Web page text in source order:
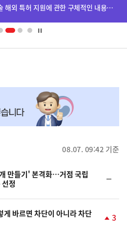
(설명자료) 국가R&D 성과 기술 해외 특허 지원에 관한 구체적인 내용은 확정되지 않았습니다.
08.07. 09:42 기준
만들기' 본격화…거점 국립
정
일
게 바르면 차단이 아니라 차단
3